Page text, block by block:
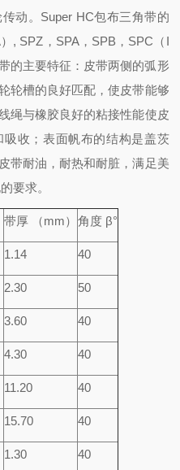
动。Super HC包布三角带的
, SPZ，SPA，SPB，SPC（I
主要特征：皮带两侧的弧形
轮槽的良好匹配，使皮带能够
绳与橡胶良好的粘接性能使皮
收；表面帆布的结构是盖茨
带耐油，耐热和耐脏，满足美
要求。
带厚 （mm） 角度 β°
1.14 40
2.30 50
3.60 40
4.30 40
11.20 40
15.70 40
1.30 40